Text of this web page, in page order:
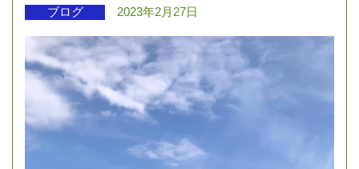
ブログ 2023年2月27日